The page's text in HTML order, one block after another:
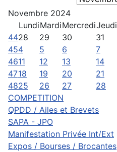
Novembre 2024
LundiMardiMercrediJeudi
4428 29 30 31
454 5 6 7
4611 12 13 14
4718 19 20 21
4825 26 27 28
COMPETITION
QPDD / Ailes et Brevets
SAPA - JPO
Manifestation Privée Int/Ext
Expos / Bourses / Brocantes